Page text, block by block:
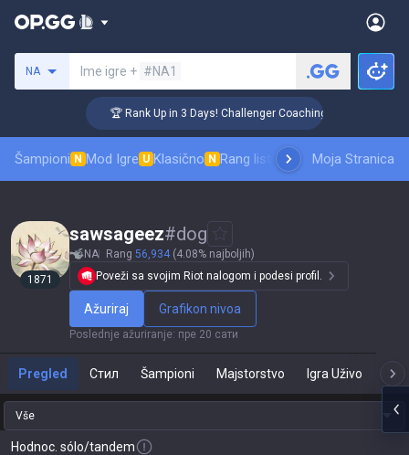
NA Ime igre + #NA1
🏆 Rank Up in 3 Days! Challenger Coaching
Šampioni N Mod Igre U Klasično N Rang lista skinovaRangiranje
Moja Stranica
1871
sawsageez#dog
NA Rang 56,934 (4.08% najboljih)
Poveži sa svojim Riot nalogom i podesi profil.
Ažuriraj Grafikon nivoa
Poslednje ažuriranje: пре 20 сати
Pregled Стил Šampioni Majstorstvo Igra Uživo
Vše
Hodnoc. sólo/tandem